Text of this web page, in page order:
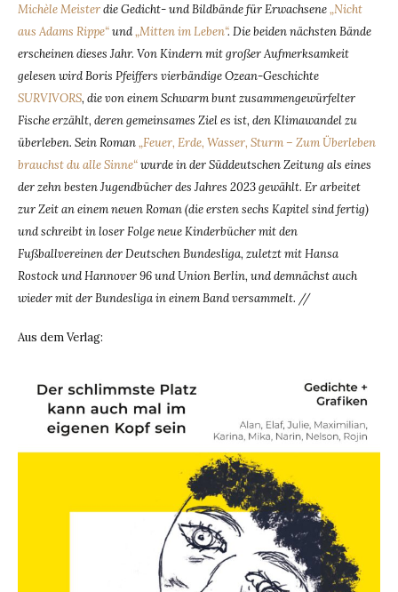
Michèle Meisterdie Gedicht- und Bildbände für Erwachsene„Nicht
aus Adams Rippe“und„Mitten im Leben“. Die beiden nächsten Bände
erscheinen dieses Jahr. Von Kindern mit großer Aufmerksamkeit
gelesen wird Boris Pfeiffers vierbändige Ozean-Geschichte
SURVIVORS, die von einem Schwarm bunt zusammengewürfelter
Fische erzählt, deren gemeinsames Ziel es ist, den Klimawandel zu
überleben. Sein Roman„Feuer, Erde, Wasser, Sturm – Zum Überleben
brauchst du alle Sinne“wurde in der Süddeutschen Zeitung als eines
der zehn besten Jugendbücher des Jahres 2023 gewählt. Er arbeitet
zur Zeit an einem neuen Roman (die ersten sechs Kapitel sind fertig)
und schreibt in loser Folge neue Kinderbücher mit den
Fußballvereinen der Deutschen Bundesliga, zuletzt mit Hansa
Rostock und Hannover 96 und Union Berlin, und demnächst auch
wieder mit der Bundesliga in einem Band versammelt. //
Aus dem Verlag: